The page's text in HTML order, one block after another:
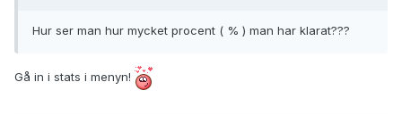
Hur ser man hur mycket procent ( % ) man har klarat???
Gå in i stats i menyn!